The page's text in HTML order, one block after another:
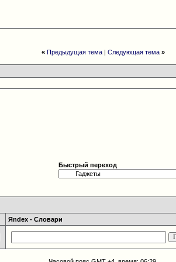
« Предыдущая тема |Следующая тема »
Быстрый переход
Яndex - Словари